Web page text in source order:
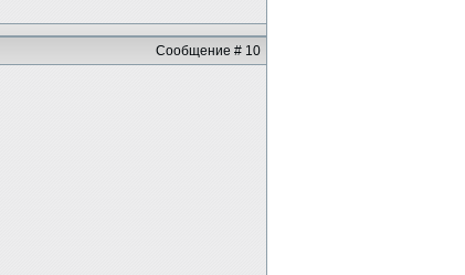
Сообщение # 10